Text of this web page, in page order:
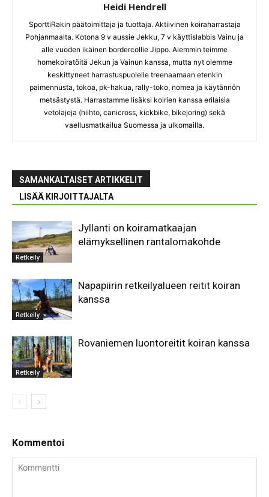
Heidi Hendrell
SporttiRakin päätoimittaja ja tuottaja. Aktiivinen koiraharrastaja
Pohjanmaalta. Kotona 9 v aussie Jekku, 7 v käyttislabbis Vainu ja
alle vuoden ikäinen bordercollie Jippo. Aiemmin teimme
homekoiratöitä Jekun ja Vainun kanssa, mutta nyt olemme
keskittyneet harrastuspuolelle treenaamaan etenkin
paimennusta, tokoa, pk-hakua, rally-toko, nomea ja käytännön
metsästystä. Harrastamme lisäksi koirien kanssa erilaisia
vetolajeja (hiihto, canicross, kickbike, bikejoring) sekä
vaellusmatkailua Suomessa ja ulkomailla.
SAMANKALTAISET ARTIKKELIT
LISÄÄ KIRJOITTAJALTA
Retkeily
Jyllanti on koiramatkaajan
elämyksellinen rantalomakohde
Retkeily
Napapiirin retkeilyalueen reitit koiran
kanssa
Retkeily
Rovaniemen luontoreitit koiran kanssa
Kommentoi